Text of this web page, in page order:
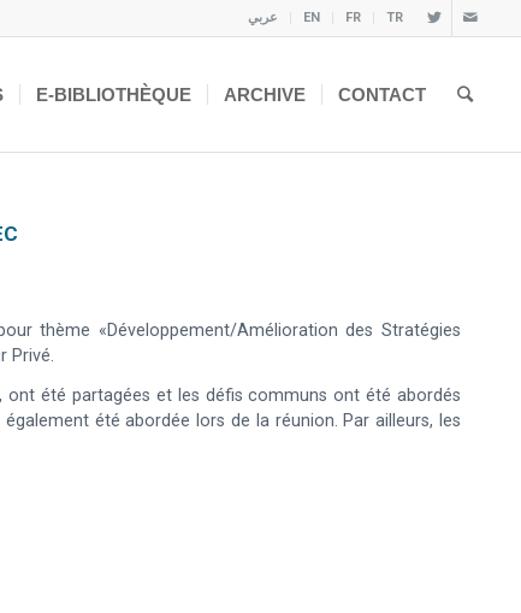
عربي EN FR TR
E-BIBLIOTHÈQUE ARCHIVE CONTACT
thème «Développement/Amélioration des Stratégies
Privé.
ont été partagées et les défis communs ont été abordés
été abordée lors de la réunion. Par ailleurs, les